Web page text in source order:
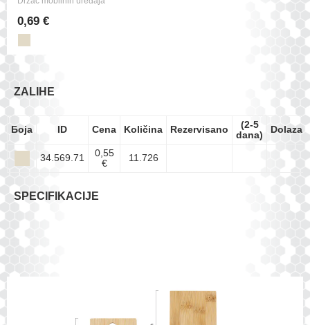
0,69 €
ZALIHE
Боја ID Cena Količina Rezervisano
(2-5
dana)
Dolazak
34.569.71
0,55
€
11.726
SPECIFIKACIJE